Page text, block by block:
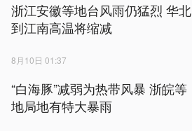
浙江安徽等地台风雨仍猛烈 华北
到江南高温将缩减
8月10日 01:37
“白海豚”减弱为热带风暴 浙皖等
地局地有特大暴雨